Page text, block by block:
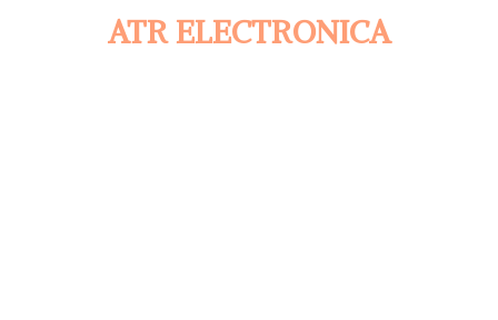
ATR ELECTRONICA